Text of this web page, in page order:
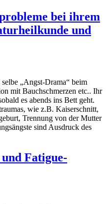
bei ihrem
und
„Angst-Drama“ beim
mit Bauchschmerzen etc.. Ihr
es abends ins Bett geht.
wie z.B. Kaiserschnitt,
Trennung von der Mutter
sind Ausdruck des
Fatigue-